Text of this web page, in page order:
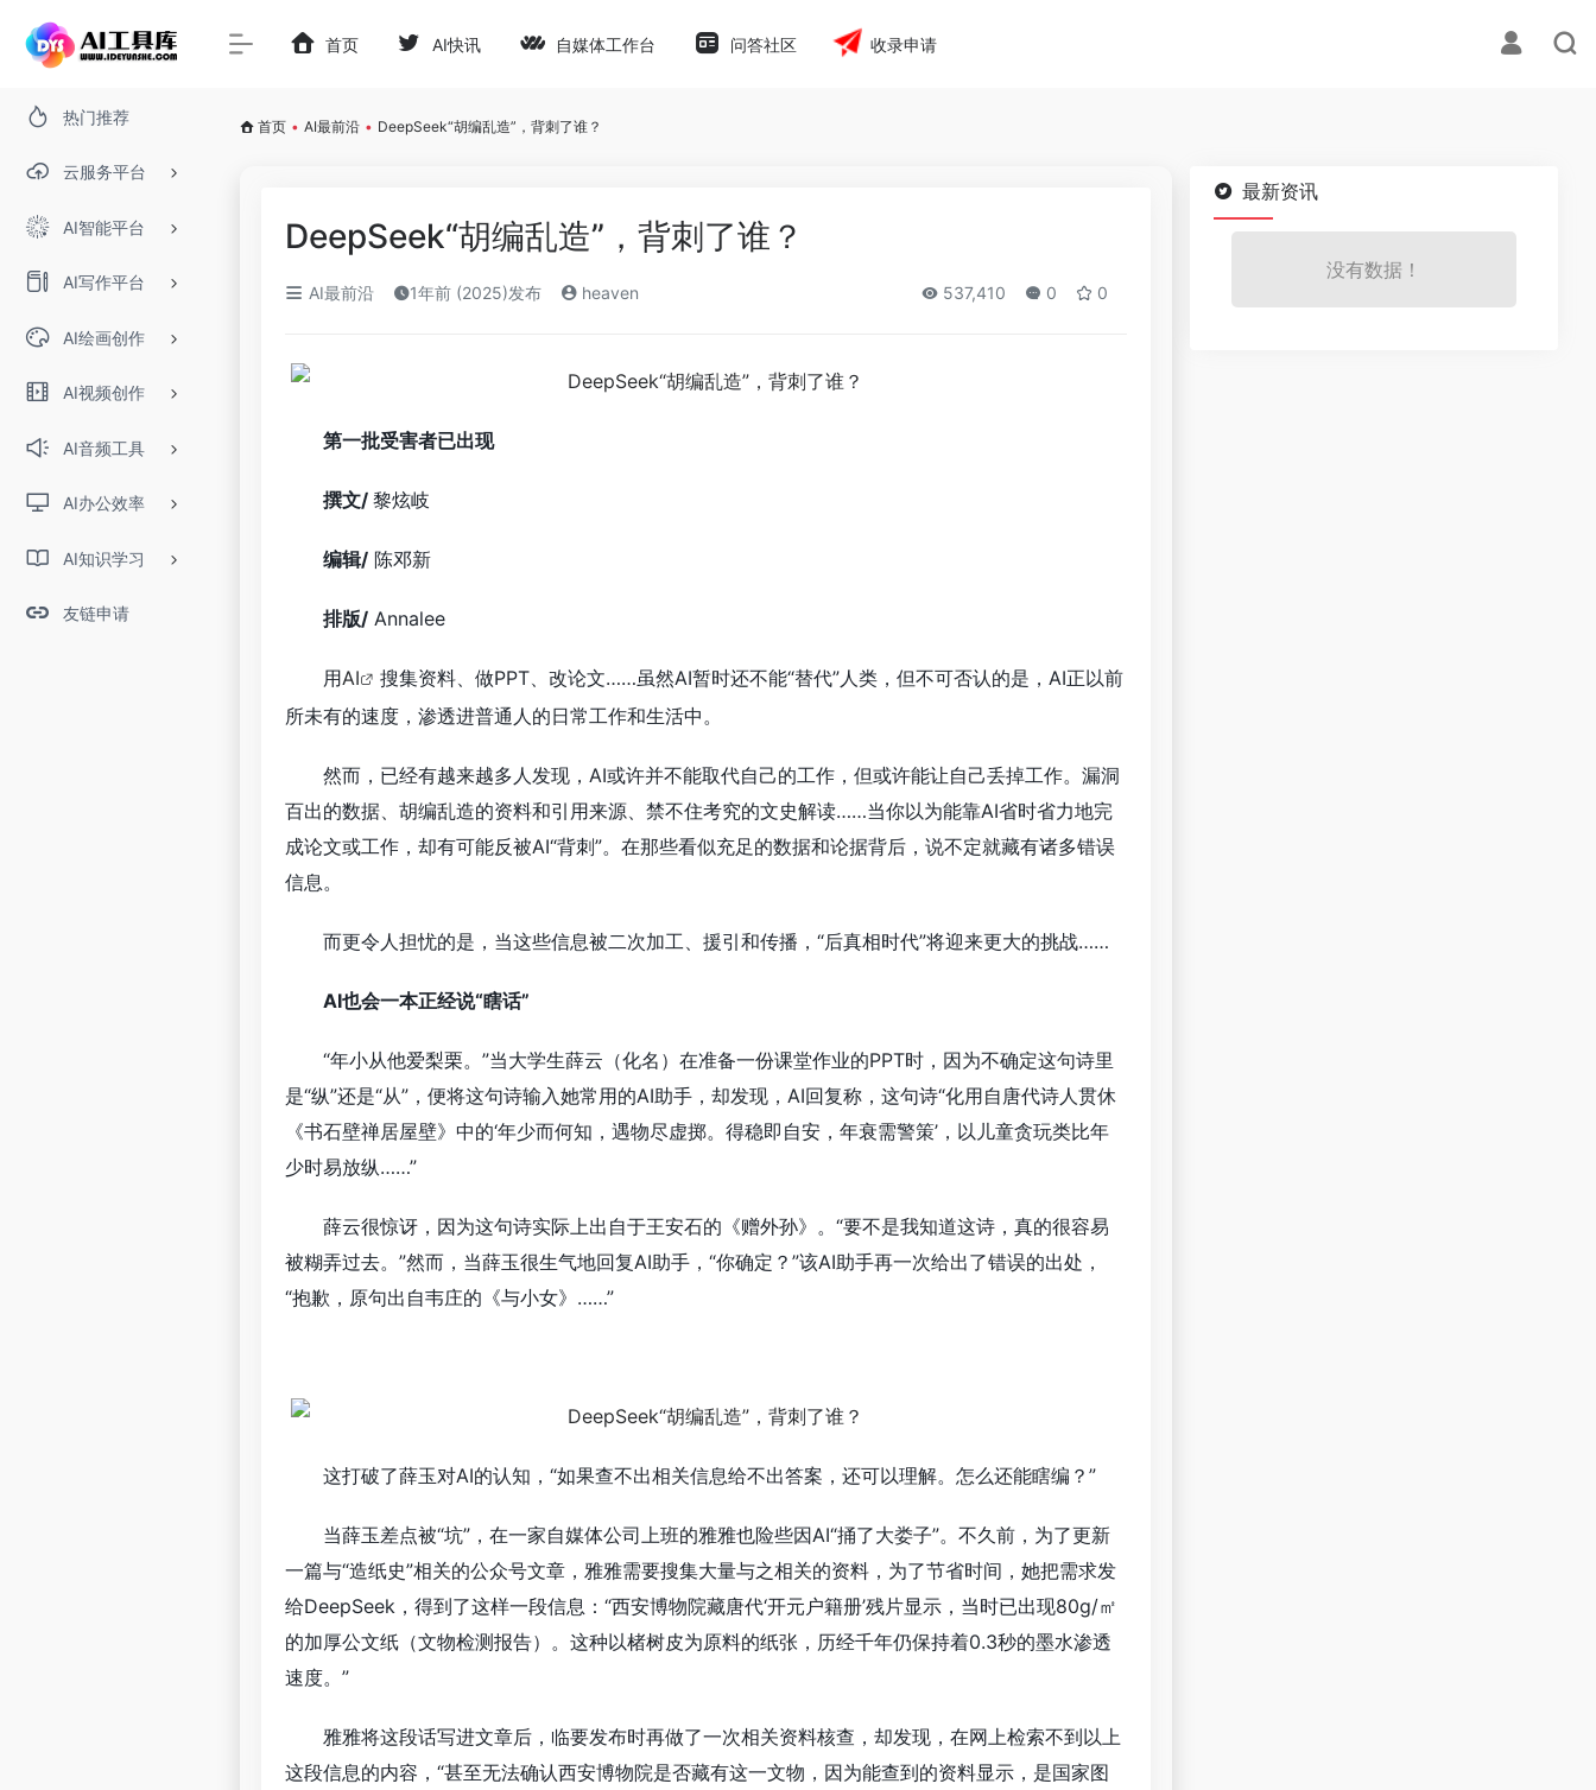
热门推荐
云服务平台
AI智能平台
AI写作平台
AI绘画创作
AI视频创作
AI音频工具
AI办公效率
AI知识学习
友链申请
首页 AI快讯 自媒体工作台 问答社区 收录申请
首页 • AI最前沿 • DeepSeek“胡编乱造”，背刺了谁？
DeepSeek“胡编乱造”，背刺了谁？
AI最前沿 1年前 (2025)发布 heaven 537,410 0 0
第一批受害者已出现
撰文/ 黎炫岐
编辑/陈邓新
排版/Annalee
用AI
搜集资料、做PPT、改论文……虽然AI暂时还不能“替代”人类，但不可否认的是，AI正以前
所未有的速度，渗透进普通人的日常工作和生活中。
然而，已经有越来越多人发现，AI或许并不能取代自己的工作，但或许能让自己丢掉工作。漏洞
百出的数据、胡编乱造的资料和引用来源、禁不住考究的文史解读……当你以为能靠AI省时省力地完
成论文或工作，却有可能反被AI“背刺”。在那些看似充足的数据和论据背后，说不定就藏有诸多错误
信息。
而更令人担忧的是，当这些信息被二次加工、援引和传播，“后真相时代”将迎来更大的挑战……
AI也会一本正经说“瞎话”
“年小从他爱梨栗。”当大学生薛云（化名）在准备一份课堂作业的PPT时，因为不确定这句诗里
是“纵”还是“从”，便将这句诗输入她常用的AI助手，却发现，AI回复称，这句诗“化用自唐代诗人贯休
《书石壁禅居屋壁》中的‘年少而何知，遇物尽虚掷。得稳即自安，年衰需警策’，以儿童贪玩类比年
少时易放纵……”
薛云很惊讶，因为这句诗实际上出自于王安石的《赠外孙》。“要不是我知道这诗，真的很容易
被糊弄过去。”然而，当薛玉很生气地回复AI助手，“你确定？”该AI助手再一次给出了错误的出处，
“抱歉，原句出自韦庄的《与小女》……”
这打破了薛玉对AI的认知，“如果查不出相关信息给不出答案，还可以理解。怎么还能瞎编？”
当薛玉差点被“坑”，在一家自媒体公司上班的雅雅也险些因AI“捅了大娄子”。不久前，为了更新
一篇与“造纸史”相关的公众号文章，雅雅需要搜集大量与之相关的资料，为了节省时间，她把需求发
给DeepSeek，得到了这样一段信息：“西安博物院藏唐代‘开元户籍册’残片显示，当时已出现80g/㎡
的加厚公文纸（文物检测报告）。这种以楮树皮为原料的纸张，历经千年仍保持着0.3秒的墨水渗透
速度。”
雅雅将这段话写进文章后，临要发布时再做了一次相关资料核查，却发现，在网上检索不到以上
这段信息的内容，“甚至无法确认西安博物院是否藏有这一文物，因为能查到的资料显示，是国家图
最新资讯
没有数据！